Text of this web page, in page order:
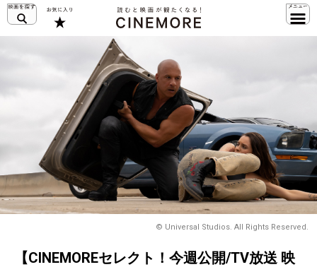
© Universal Studios. All Rights Reserved.
【CINEMOREセレクト！今週公開/TV放送 映